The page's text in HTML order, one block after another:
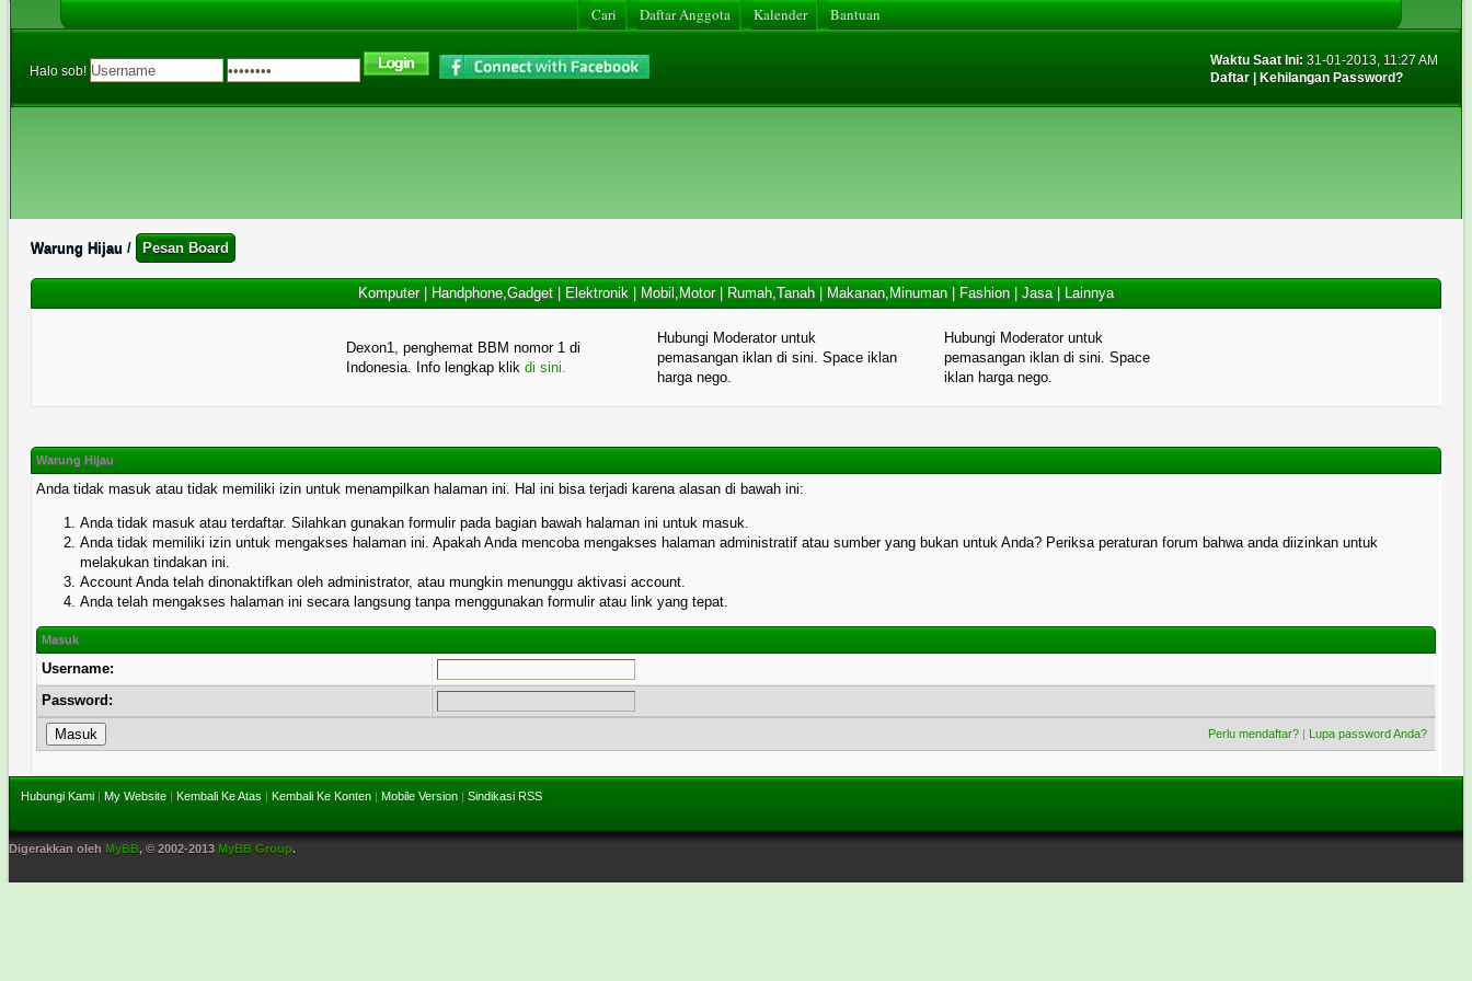
Cari Daftar Anggota Kalender Bantuan
Halo sob!
Waktu Saat Ini: 31-01-2013, 11:27 AM
Daftar
Kehilangan Password?
Warung Hijau / Pesan Board
Komputer| Handphone,Gadget Elektronik Mobil,Motor| Rumah,Tanah Makanan,Minuman Fashion |Jasa| Lainnya
Dexon1, penghemat BBM nomor 1 di
Indonesia. Info lengkap klikdi sini.
Hubungi Moderator untuk
pemasangan iklan di sini. Space iklan
harga nego.
Hubungi Moderator untuk
pemasangan iklan di sini. Space
iklan harga nego.
Warung Hijau
Anda tidak masuk atau tidak memiliki izin untuk menampilkan halaman ini. Hal ini bisa terjadi karena alasan di bawah ini:
Anda tidak masuk atau terdaftar. Silahkan gunakan formulir pada bagian bawah halaman ini untuk masuk.
Anda tidak memiliki izin untuk mengakses halaman ini. Apakah Anda mencoba mengakses halaman administratif atau sumber yang bukan untuk Anda? Periksa peraturan forum bahwa anda diizinkan untuk
melakukan tindakan ini.
Account Anda telah dinonaktifkan oleh administrator, atau mungkin menunggu aktivasi account.
Anda telah mengakses halaman ini secara langsung tanpa menggunakan formulir atau link yang tepat.
Masuk
Username:
Password:
Perlu mendaftar? | Lupa password Anda?
Hubungi Kami | My Website | Kembali Ke Atas | Kembali Ke Konten | Mobile Version | Sindikasi RSS
Digerakkan oleh MyBB, © 2002-2013 MyBB Group.